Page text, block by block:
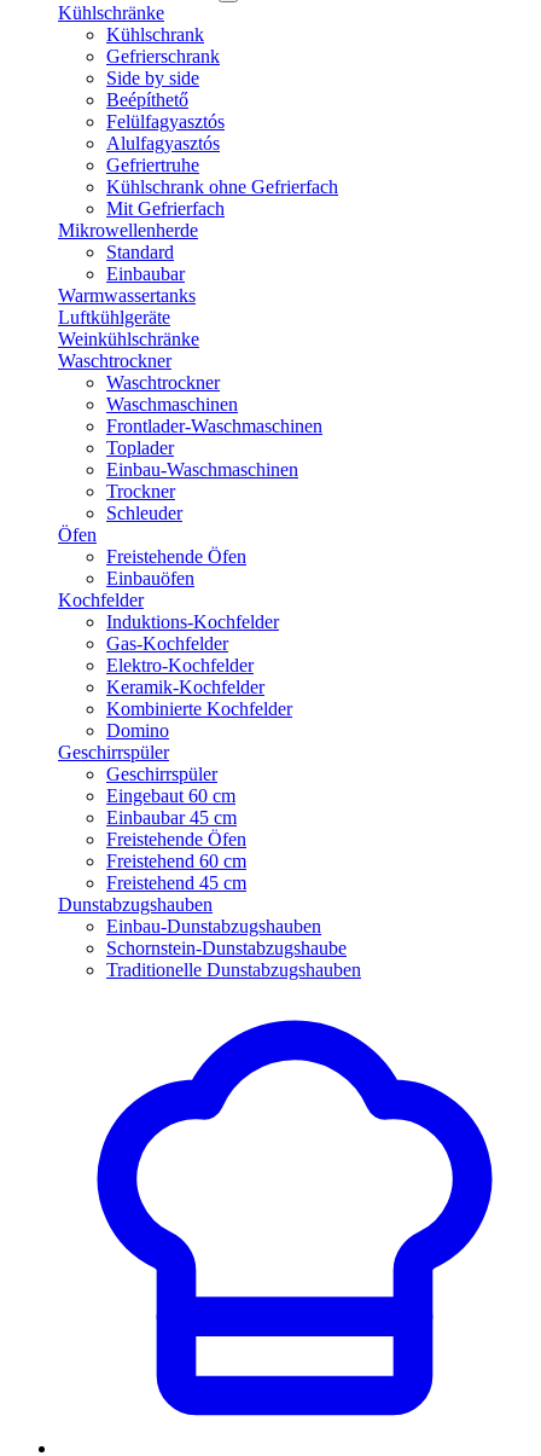
Kühlschränke
Kühlschrank
Gefrierschrank
Side by side
Beépíthető
Felülfagyasztós
Alulfagyasztós
Gefriertruhe
Kühlschrank ohne Gefrierfach
Mit Gefrierfach
Mikrowellenherde
Standard
Einbaubar
Warmwassertanks
Luftkühlgeräte
Weinkühlschränke
Waschtrockner
Waschtrockner
Waschmaschinen
Frontlader-Waschmaschinen
Toplader
Einbau-Waschmaschinen
Trockner
Schleuder
Öfen
Freistehende Öfen
Einbauöfen
Kochfelder
Induktions-Kochfelder
Gas-Kochfelder
Elektro-Kochfelder
Keramik-Kochfelder
Kombinierte Kochfelder
Domino
Geschirrspüler
Geschirrspüler
Eingebaut 60 cm
Einbaubar 45 cm
Freistehende Öfen
Freistehend 60 cm
Freistehend 45 cm
Dunstabzugshauben
Einbau-Dunstabzugshauben
Schornstein-Dunstabzugshaube
Traditionelle Dunstabzugshauben